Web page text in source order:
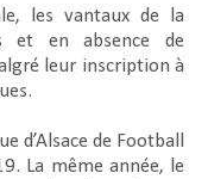
les vantaux de la
et en absence de
leur inscription à
d’Alsace de Football
La même année, le